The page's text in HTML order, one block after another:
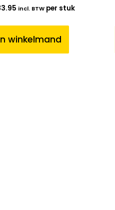
incl. BTW per stuk
winkelmand